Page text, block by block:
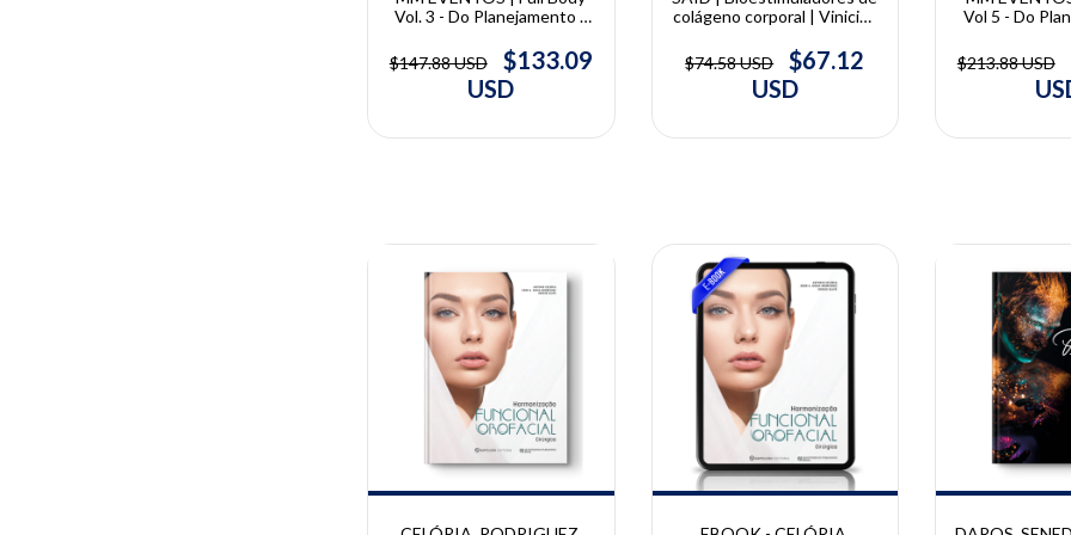
Vol. 3 - Do Planejamento à
$147.88 USD
$133.09
USD
colágeno corporal | Vinicius
$74.58 USD
$67.12
USD
Vol 5 - Do
$213.88 USD